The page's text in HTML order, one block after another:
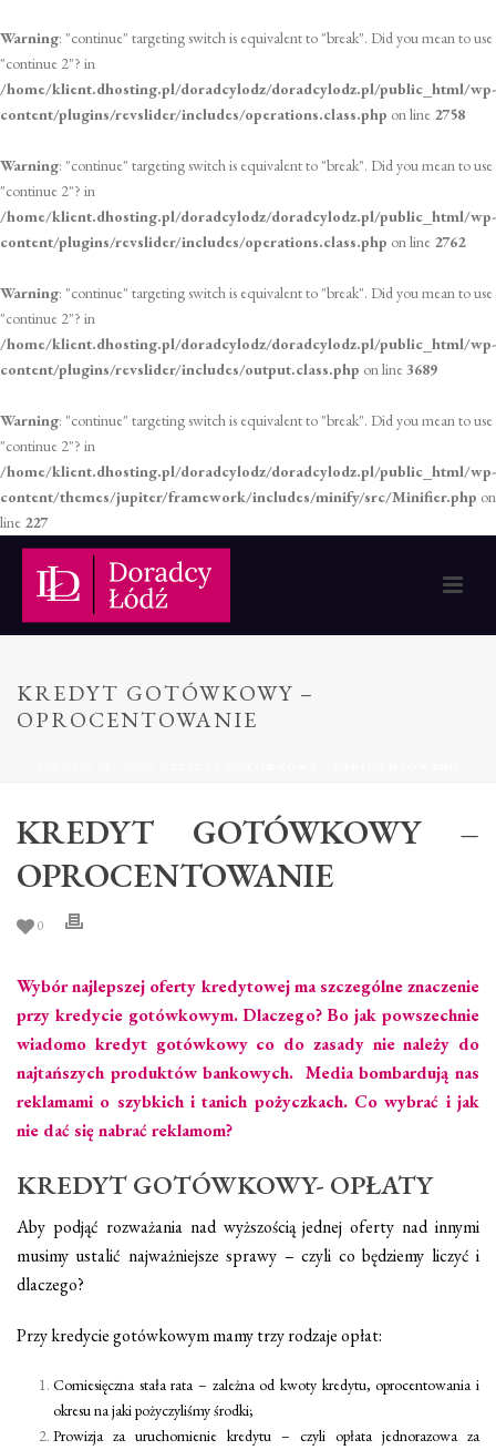
Warning: "continue" targeting switch is equivalent to "break". Did you mean to use
"continue 2"? in
/home/klient.dhosting.pl/doradcylodz/doradcylodz.pl/public_html/wp-
content/plugins/revslider/includes/operations.class.php on line 2758
Warning: "continue" targeting switch is equivalent to "break". Did you mean to use
"continue 2"? in
/home/klient.dhosting.pl/doradcylodz/doradcylodz.pl/public_html/wp-
content/plugins/revslider/includes/operations.class.php on line 2762
Warning: "continue" targeting switch is equivalent to "break". Did you mean to use
"continue 2"? in
/home/klient.dhosting.pl/doradcylodz/doradcylodz.pl/public_html/wp-
content/plugins/revslider/includes/output.class.php on line3689
Warning: "continue" targeting switch is equivalent to "break". Did you mean to use
"continue 2"? in
/home/klient.dhosting.pl/doradcylodz/doradcylodz.pl/public_html/wp-
content/themes/jupiter/framework/includes/minify/src/Minifier.php on
line 227
KREDYT GOTÓWKOWY –
OPROCENTOWANIE
KREDYT GOTÓWKOWY –
OPROCENTOWANIE
0
Wybór najlepszej oferty kredytowej ma szczególne znaczenie
przy kredycie gotówkowym. Dlaczego? Bo jak powszechnie
wiadomo kredyt gotówkowy co do zasady nie należy do
najtańszych produktów bankowych. Media bombardują nas
reklamami o szybkich i tanich pożyczkach. Co wybrać i jak
nie dać się nabrać reklamom?
KREDYT GOTÓWKOWY- OPŁATY
Aby podjąć rozważania nad wyższością jednej oferty nad innymi
musimy ustalić najważniejsze sprawy – czyli co będziemy liczyć i
dlaczego?
Przy kredycie gotówkowym mamy trzy rodzaje opłat:
Comiesięczna stała rata – zależna od kwoty kredytu, oprocentowania i
okresu na jaki pożyczyliśmy środki;
Prowizja za uruchomienie kredytu – czyli opłata jednorazowa za